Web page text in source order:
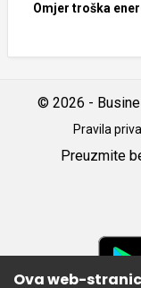
Omjer troška
© 2026 -
Pravila
Preuzmite
Ova web-